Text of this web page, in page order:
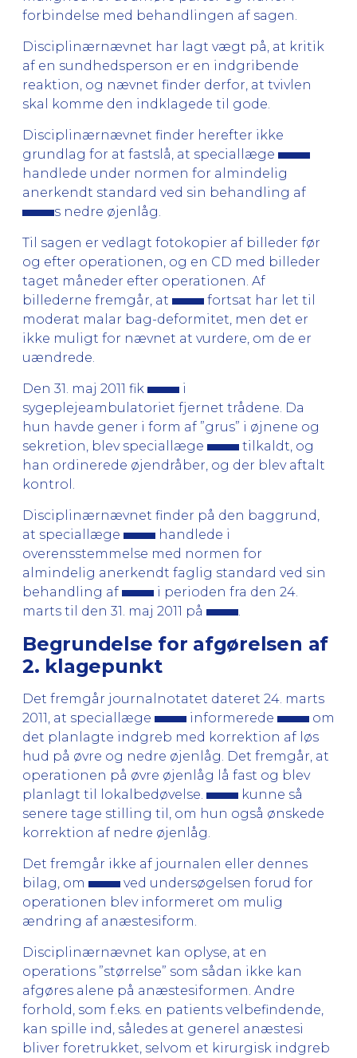
forbindelse med behandlingen af sagen.
Disciplinærnævnet har lagt vægt på, at kritik
af en sundhedsperson er en indgribende
reaktion, og nævnet finder derfor, at tvivlen
skal komme den indklagede til gode.
Disciplinærnævnet finder herefter ikke
grundlag for at fastslå, at speciallæge
handlede under normen for almindelig
anerkendt standard ved sin behandling af
s nedre øjenlåg.
Til sagen er vedlagt fotokopier af billeder før
og efter operationen, og en CD med billeder
taget måneder efter operationen. Af
billederne fremgår, at
fortsat har let til
moderat malar bag-deformitet, men det er
ikke muligt for nævnet at vurdere, om de er
uændrede.
Den 31. maj 2011 fik
i
sygeplejeambulatoriet fjernet trådene. Da
hun havde gener i form af ”grus” i øjnene og
sekretion, blev speciallæge
tilkaldt, og
han ordinerede øjendråber, og der blev aftalt
kontrol.
Disciplinærnævnet finder på den baggrund,
at speciallæge
handlede i
overensstemmelse med normen for
almindelig anerkendt faglig standard ved sin
behandling af
i perioden fra den 24.
marts til den 31. maj 2011 på
Begrundelse for afgørelsen af
2. klagepunkt
Det fremgår journalnotatet dateret 24. marts
2011, at speciallæge
informerede
om
det planlagte indgreb med korrektion af løs
hud på øvre og nedre øjenlåg. Det fremgår, at
operationen på øvre øjenlåg lå fast og blev
planlagt til lokalbedøvelse.
kunne så
senere tage stilling til, om hun også ønskede
kor­rektion af nedre øjenlåg.
Det fremgår ikke af journalen eller dennes
bilag, om
ved undersøgelsen forud for
operationen blev informeret om mulig
ændring af anæstesiform.
Disciplinærnævnet kan oplyse, at en
operations ”størrelse” som sådan ikke kan
afgøres alene på anæstesiformen. Andre
forhold, som f.eks. en patients velbefindende,
kan spille ind, således at generel anæstesi
bliver foretrukket, selv­om et kirurgisk indgreb